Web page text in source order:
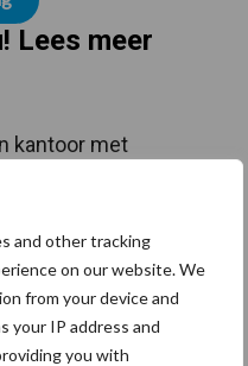
and other tracking
on our website. We
from your device and
your IP address and
you with
Lees meer
kantoor met
Innovi
award-